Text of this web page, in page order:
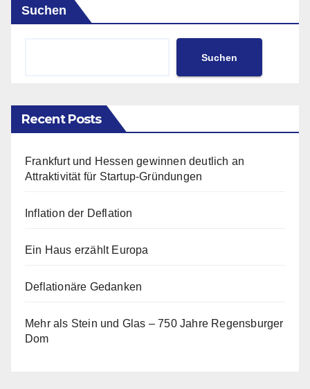
Suchen
Suchen
Recent Posts
Frankfurt und Hessen gewinnen deutlich an
Attraktivität für Startup-Gründungen
Inflation der Deflation
Ein Haus erzählt Europa
Deflationäre Gedanken
Mehr als Stein und Glas – 750 Jahre Regensburger
Dom